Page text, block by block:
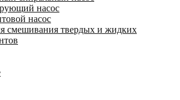
насос
насос
смешивания твердых и жидких